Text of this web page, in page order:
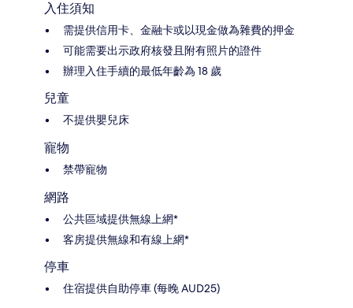
入住須知
需提供信用卡、金融卡或以現金做為雜費的押金
可能需要出示政府核發且附有照片的證件
辦理入住手續的最低年齡為 18 歲
兒童
不提供嬰兒床
寵物
禁帶寵物
網路
公共區域提供無線上網*
客房提供無線和有線上網*
停車
住宿提供自助停車 (每晚 AUD25)